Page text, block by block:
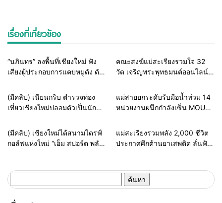
เรื่องที่เกี่ยวข้อง
Home ธุรกิจ-บันเทิง
“นภินทร” ลงพื้นที่เชียงใหม่ ฟัง
เสียงผู้ประกอบการแคบหมูดัง ดัน
ชาติ ยกระดับ SMEs
Home สายธรรมะ-พระเครื่อง
คณะสงฆ์แม่สะเรียงรวมใจ 32
วัด เจริญพระพุทธมนต์ออนไลน์
พลังแห่งศรัทธาถวายเป็นพระ
ราชกุศล
Home แวดวงตำรวจ
(มีคลิป) เนียนกริบ ตำรวจท่อง
เที่ยวเชียงใหม่ปลอมตัวเป็นนัก
ต่างด้าวเปิดทัวร์เถื่อน รับบทไกด์
ผิดกฎหมาย
Home รอบรั้วทั่วไทย
แม่สายยกระดับรับมือน้ำท่วม 14
หน่วยงานผนึกกำลังเซ็น MOU
พร้อมช่วยประชาชนทุก
สถานการณ์
Home ธุรกิจ-บันเทิง
(มีคลิป) เชียงใหม่ได้สนามไดรฟ์
กอล์ฟแห่งใหม่ “เอ็ม สปอร์ต พลัส”
Lifestyle Destination
Home รอบรั้วทั่วไทย
แม่สะเรียงรวมพลัง 2,000 ชีวิต
ประกาศศึกต้านยาเสพติด ลั่นฟัน
สำหรับ: